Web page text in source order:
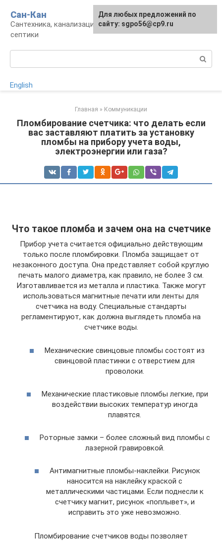
контенту
Сан-Кан
Сантехника, канализация, водопровод,
септики
English
Главная » Коммуникации
Пломбирование счетчика: что делать если
вас заставляют платить за установку
пломбы на прибору учета воды,
электроэнергии или газа?
Что такое пломба и зачем она на счетчике
Прибор учета считается официально действующим
только после пломбировки. Пломба защищает от
незаконного доступа. Она представляет собой круглую
печать малого диаметра, как правило, не более 3 см.
Изготавливается из металла и пластика. Также могут
использоваться магнитные печати или ленты для
счетчика на воду. Специальные стандарты
регламентируют, как должна выглядеть пломба на
счетчике воды.
Механические свинцовые пломбы состоят из
свинцовой пластинки с отверстием для
проволоки.
Механические пластиковые пломбы легкие, при
воздействии высоких температур иногда
плавятся.
Роторные замки – более сложный вид пломбы с
лазерной гравировкой.
Антимагнитные пломбы-наклейки. Рисунок
наносится на наклейку краской с
металлическими частицами. Если поднесли к
счетчику магнит, рисунок «поплывет», и
исправить это уже невозможно.
Пломбирование счетчиков воды позволяет
Для любых предложений по
сайту: sgpo56@cp9.ru